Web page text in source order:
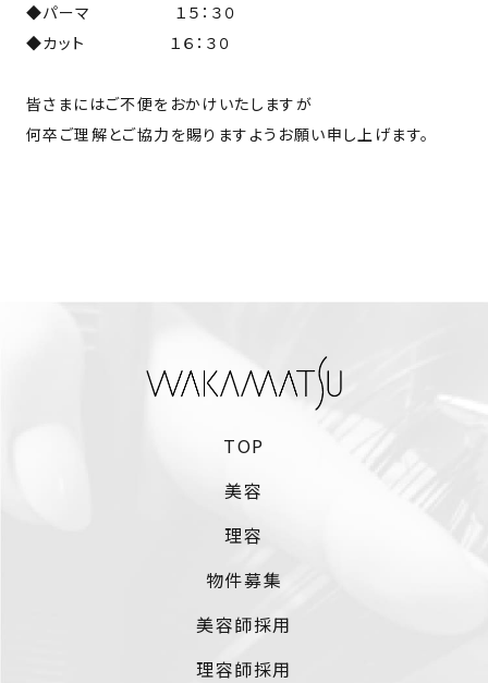
◆パーマ １５：３０
◆カット １６：３０
皆さまにはご不便をおかけいたしますが
何卒ご理解とご協力を賜りますようお願い申し上げます。
TOP
美容
理容
物件募集
美容師採用
理容師採用